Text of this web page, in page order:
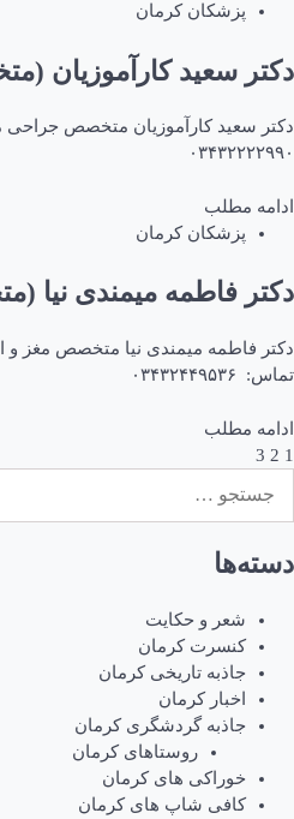
پزشکان کرمان
دکتر سعید کارآموزیان
۰۳۴۳۲۲۲۲۹۹۰
ادامه مطلب
پزشکان کرمان
دکتر فاطمه میمندی نیا
تماس: ۰۳۴۳۲۴۴۹۵۳۶
ادامه مطلب
راهبری
نوشته‌ها
1
2
3
برای:
دسته‌ها
شعر و حکایت
کنسرت کرمان
جاذبه تاریخی کرمان
اخبار کرمان
جاذبه گردشگری کرمان
روستاهای کرمان
خوراکی های کرمان
کافی شاپ های کرمان